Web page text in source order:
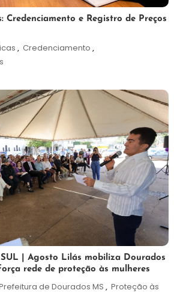
Credenciamento e Registro de Preços
, Credenciamento ,
SUL | Agosto Lilás mobiliza Dourados
rede de proteção às mulheres
de Dourados MS , Proteção às